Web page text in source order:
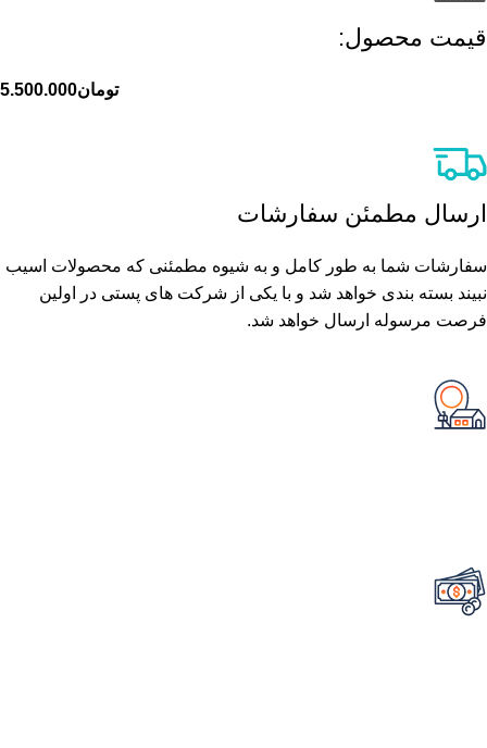
قیمت محصول:​
تومان5.500.000
ارسال مطمئن سفارشات
سفارشات شما به طور کامل و به شیوه مطمئنی که محصولات اسیب
نبیند بسته بندی خواهد شد و با یکی از شرکت های پستی در اولین
فرصت مرسوله ارسال خواهد شد.